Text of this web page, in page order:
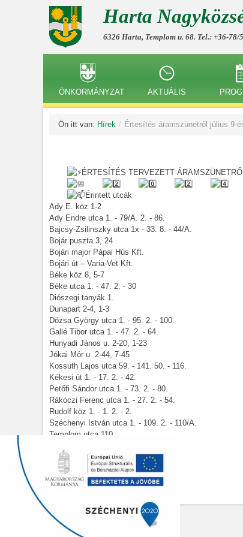
Harta
6326 Harta, Templom u. 68. Tel.: +36-
ÖNKORMÁNYZAT AKTUÁLIS
Ön itt van: Hírek / Értesítés áramszünetről július 9-
ÉRTESÍTÉS TERVEZETT
Érintett utcák
Ady E. köz 1-2
Ady Endre utca 1. - 79/A. 2. - 86.
Bajcsy-Zsilinszky utca 1x - 33. 8. - 44/A.
Bojár puszta 3, 24
Bojári major Pápai Hús Kft.
Bojári út – Varia-Vet Kft.
Béke köz 8, 5-7
Béke utca 1. - 47. 2. - 30
Diószegi tanyák 1.
Dunapart 2-4, 1-3
Dózsa György utca 1. - 95. 2. - 100.
Gallé Tibor utca 1. - 47. 2. - 64.
Hunyadi János u. 2-20, 1-23
Jókai Mór u. 2-44, 7-45
Kossuth Lajos utca 59. - 141. 50. - 116.
Kékesi út 1. - 17. 2. - 42.
Petőfi Sándor utca 1. - 73. 2. - 80.
Rákóczi Ferenc utca 1. - 27. 2. - 54.
Rudolf köz 1. - 1. 2. - 2.
Széchenyi István utca 1. - 109. 2. - 110/A.
Templom utca 110.
Tó u. 1-5
Védgát sor 2.